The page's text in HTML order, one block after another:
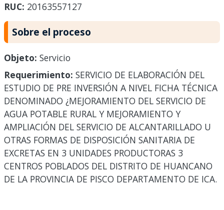
RUC: 20163557127
Sobre el proceso
Objeto: Servicio
Requerimiento: SERVICIO DE ELABORACIÓN DEL
ESTUDIO DE PRE INVERSIÓN A NIVEL FICHA TÉCNICA
DENOMINADO ¿MEJORAMIENTO DEL SERVICIO DE
AGUA POTABLE RURAL Y MEJORAMIENTO Y
AMPLIACIÓN DEL SERVICIO DE ALCANTARILLADO U
OTRAS FORMAS DE DISPOSICIÓN SANITARIA DE
EXCRETAS EN 3 UNIDADES PRODUCTORAS 3
CENTROS POBLADOS DEL DISTRITO DE HUANCANO
DE LA PROVINCIA DE PISCO DEPARTAMENTO DE ICA.